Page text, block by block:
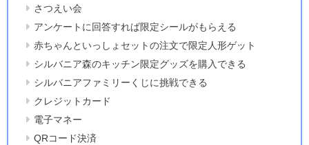
さつえい会
アンケートに回答すれば限定シールがもらえる
赤ちゃんといっしょセットの注文で限定人形ゲット
シルバニア森のキッチン限定グッズを購入できる
シルバニアファミリーくじに挑戦できる
クレジットカード
電子マネー
QRコード決済